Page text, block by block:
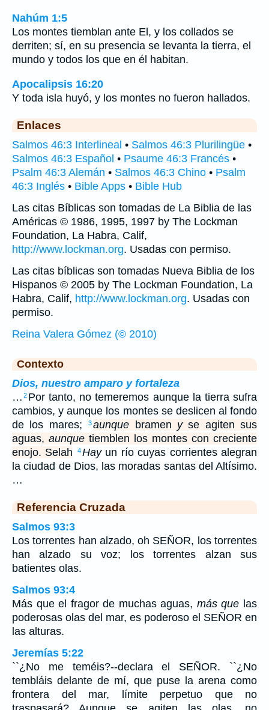
Nahúm 1:5
Los montes tiemblan ante El, y los collados se
derriten; sí, en su presencia se levanta la tierra, el
mundo y todos los que en él habitan.
Apocalipsis 16:20
Y toda isla huyó, y los montes no fueron hallados.
Enlaces
Salmos 46:3 Interlineal • Salmos 46:3 Plurilingüe •
Salmos 46:3 Español • Psaume 46:3 Francés •
Psalm 46:3 Alemán • Salmos 46:3 Chino • Psalm
46:3 Inglés • Bible Apps • Bible Hub
Las citas Bíblicas son tomadas de La Biblia de las
Américas © 1986, 1995, 1997 by The Lockman
Foundation, La Habra, Calif,
http://www.lockman.org. Usadas con permiso.
Las citas bíblicas son tomadas Nueva Biblia de los
Hispanos © 2005 by The Lockman Foundation, La
Habra, Calif, http://www.lockman.org. Usadas con
permiso.
Reina Valera Gómez (© 2010)
Contexto
Dios, nuestro amparo y fortaleza
… 2 Por tanto, no temeremos aunque la tierra sufra
cambios, y aunque los montes se deslicen al fondo
de los mares;
3aunque bramen yse agiten sus
aguas, aunque tiemblen los montes con creciente
enojo. Selah
4Hayun río cuyas corrientes alegran
la ciudad de Dios, las moradas santas del Altísimo.
…
Referencia Cruzada
Salmos 93:3
Los torrentes han alzado, oh SEÑOR, los torrentes
han alzado su voz; los torrentes alzan sus
batientes olas.
Salmos 93:4
Más que el fragor de muchas aguas, más que las
poderosas olas del mar, es poderoso el SEÑOR en
las alturas.
Jeremías 5:22
``¿No me teméis?--declara el SEÑOR. ``¿No
tembláis delante de mí, que puse la arena como
frontera del mar, límite perpetuo que no